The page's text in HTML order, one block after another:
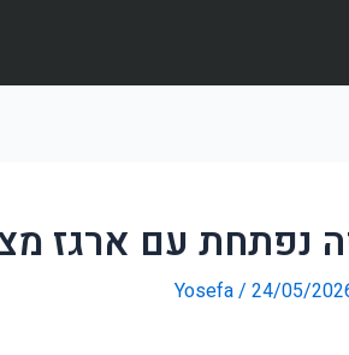
נפתחת עם ארגז
Yosefa/ 24/05/